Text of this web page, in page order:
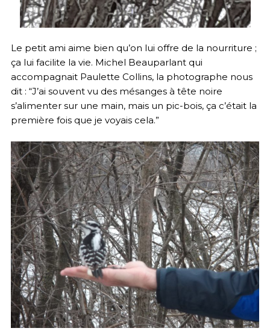
Le petit ami aime bien qu’on lui offre de la nourriture ;
ça lui facilite la vie. Michel Beauparlant qui
accompagnait Paulette Collins, la photographe nous
dit : “J’ai souvent vu des mésanges à tête noire
s’alimenter sur une main, mais un pic-bois, ça c’était la
première fois que je voyais cela.”